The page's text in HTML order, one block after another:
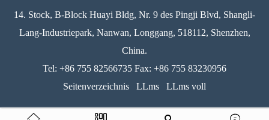
14. Stock, B-Block Huayi Bldg, Nr. 9 des Pingji Blvd, Shangli-
Lang-Industriepark, Nanwan, Longgang, 518112, Shenzhen,
China.
Tel: +86 755 82566735 Fax: +86 755 83230956
Seitenverzeichnis
LLms LLms voll